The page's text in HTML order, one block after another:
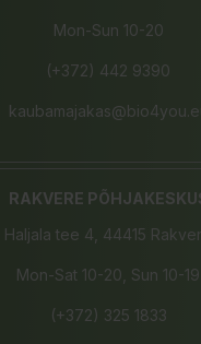
Mon-Sun 10-20
(+372) 442 9390
RAKVERE
Haljala tee 4, 44415
Mon-Sat 10-20, Sun 10-19
(+372) 325 1833